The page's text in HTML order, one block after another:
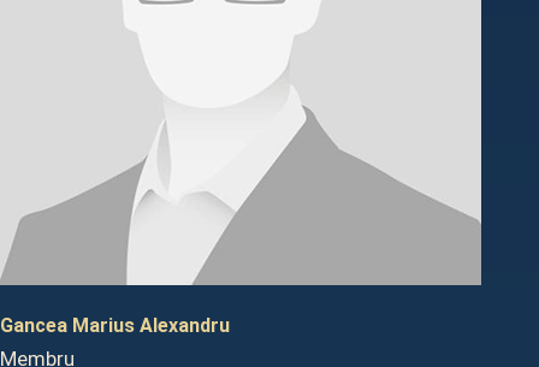
Gancea Marius Alexandru
Membru